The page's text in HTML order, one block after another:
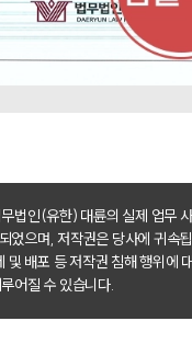
법인(유한) 대륜의 실제 업무
었으며, 저작권은 당사에 귀속
및 배포 등 저작권 침해 행위에
어질 수 있습니다.